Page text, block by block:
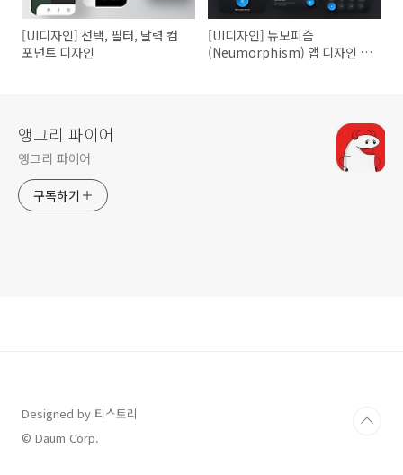
[UI디자인] 선택, 필터, 달력 컴
포넌트 디자인
[UI디자인] 뉴모피즘
(Neumorphism) 앱 디자인 -
앵그리 파이어
앵그리 파이어
구독하기
Designed by 티스토리
© Daum Corp.